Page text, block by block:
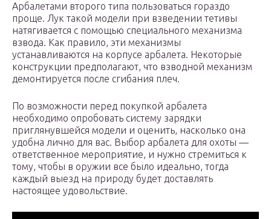
Арбалетами второго типа пользоваться гораздо
проще. Лук такой модели при взведении тетивы
натягивается с помощью специального механизма
взвода. Как правило, эти механизмы
устанавливаются на корпусе арбалета. Некоторые
конструкции предполагают, что взводной механизм
демонтируется после сгибания плеч.
По возможности перед покупкой арбалета
необходимо опробовать систему зарядки
приглянувшейся модели и оценить, насколько она
удобна лично для вас. Выбор арбалета для охоты —
ответственное мероприятие, и нужно стремиться к
тому, чтобы в оружии все было идеально, тогда
каждый выезд на природу будет доставлять
настоящее удовольствие.